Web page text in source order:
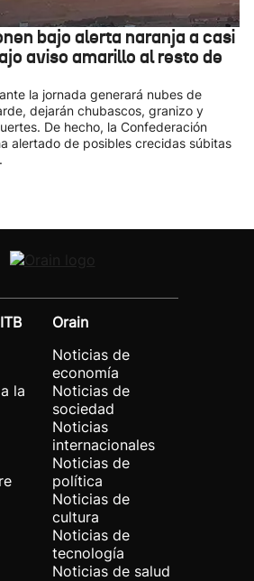
bajo alerta naranja a casi
aviso amarillo al resto de
la jornada generará nubes de
dejarán chubascos, granizo y
De hecho, la Confederación
alertado de posibles crecidas súbitas
la
Orain
Noticias de
economía
Noticias de
sociedad
Noticias
internacionales
Noticias de
política
Noticias de
cultura
Noticias de
tecnología
Noticias de salud